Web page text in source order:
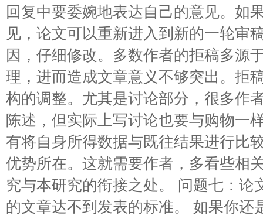
回复中要委婉地表达自己的意见。如
见，论文可以重新进入到新的一轮审
因，仔细修改。多数作者的拒稿多源
理，进而造成文章意义不够突出。拒
构的调整。尤其是讨论部分，很多作
陈述，但实际上写讨论也要与购物一
有将自身所得数据与既往结果进行比
优势所在。这就需要作者，多看些相
究与本研究的衔接之处。 问题七：论
的文章达不到发表的标准。 如果你还